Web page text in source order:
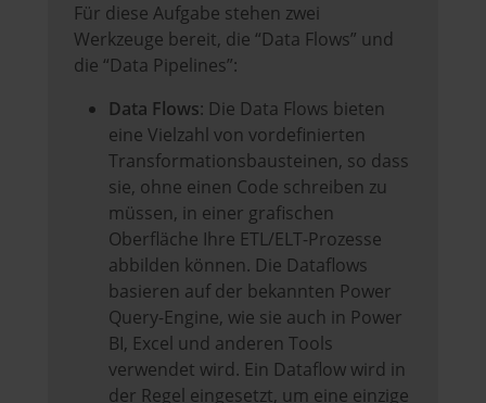
Für diese Aufgabe stehen zwei
Werkzeuge bereit, die “Data Flows” und
die “Data Pipelines”:
Data Flows: Die Data Flows bieten
eine Vielzahl von vordefinierten
Transformationsbausteinen, so dass
sie, ohne einen Code schreiben zu
müssen, in einer grafischen
Oberfläche Ihre ETL/ELT-Prozesse
abbilden können. Die Dataflows
basieren auf der bekannten Power
Query-Engine, wie sie auch in Power
BI, Excel und anderen Tools
verwendet wird. Ein Dataflow wird in
der Regel eingesetzt, um eine einzige